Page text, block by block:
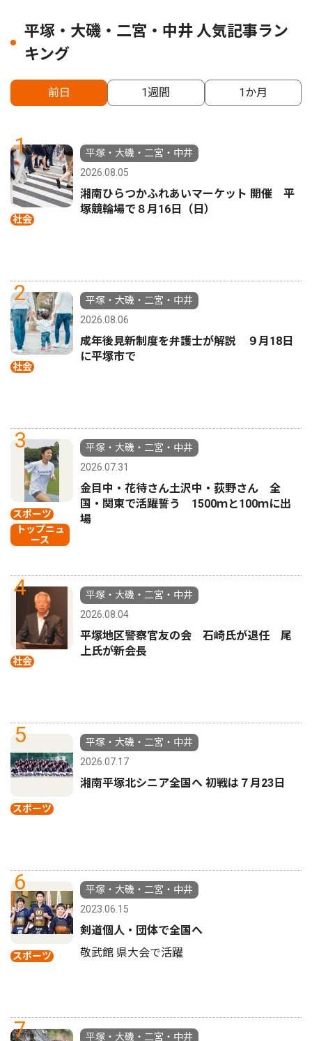
平塚・大磯・二宮・中井 人気記事ラン
キング
前日 1週間 1か月
1
社会
平塚・大磯・二宮・中井
2026.08.05
湘南ひらつかふれあいマーケット 開催 平
塚競輪場で８月16日（日）
2
社会
平塚・大磯・二宮・中井
2026.08.06
成年後見新制度を弁護士が解説 ９月18日
に平塚市で
3
スポーツ
トップニュ
ース
平塚・大磯・二宮・中井
2026.07.31
金目中・花待さん土沢中・荻野さん 全
国・関東で活躍誓う 1500ｍと100ｍに出
場
4
社会
平塚・大磯・二宮・中井
2026.08.04
平塚地区警察官友の会 石崎氏が退任 尾
上氏が新会長
5
スポーツ
平塚・大磯・二宮・中井
2026.07.17
湘南平塚北シニア全国へ 初戦は７月23日
6
スポーツ
平塚・大磯・二宮・中井
2023.06.15
剣道個人・団体で全国へ
敬武館 県大会で活躍
7
平塚・大磯・二宮・中井